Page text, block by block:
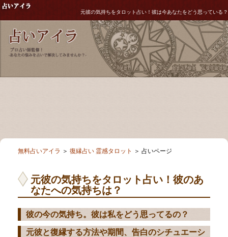
元彼の気持ちをタロット占い！彼は今あなたをどう思っている？
無料占いアイラ ＞ 復縁占い 霊感タロット ＞ 占いページ
元彼の気持ちをタロット占い！彼のあ
なたへの気持ちは？
彼の今の気持ち。彼は私をどう思ってるの？
元彼と復縁する方法や期間、告白のシチュエーシ